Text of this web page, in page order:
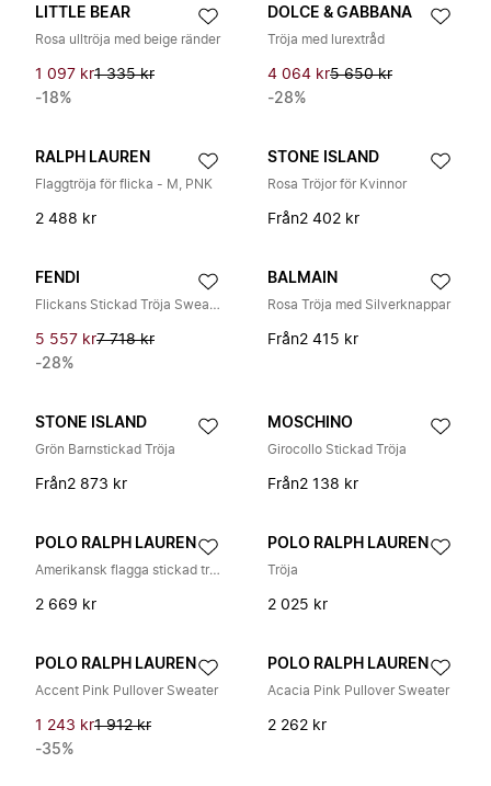
LITTLE BEAR
Rosa ulltröja med beige ränder
1 097 kr1 335 kr
-18%
DOLCE & GABBANA
Tröja med lurextråd
4 064 kr5 650 kr
-28%
RALPH LAUREN
Flaggtröja för flicka - M, PNK
2 488 kr
STONE ISLAND
Rosa Tröjor för Kvinnor
Från2 402 kr
FENDI
Flickans Stickad Tröja Sweater
5 557 kr7 718 kr
-28%
BALMAIN
Rosa Tröja med Silverknappar
Från2 415 kr
STONE ISLAND
Grön Barnstickad Tröja
Från2 873 kr
MOSCHINO
Girocollo Stickad Tröja
Från2 138 kr
POLO RALPH LAUREN
Amerikansk flagga stickad tröja
2 669 kr
POLO RALPH LAUREN
Tröja
2 025 kr
POLO RALPH LAUREN
Accent Pink Pullover Sweater
1 243 kr1 912 kr
-35%
POLO RALPH LAUREN
Acacia Pink Pullover Sweater
2 262 kr